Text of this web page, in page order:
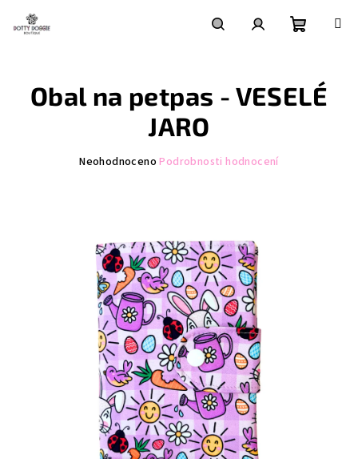
obsah
košík
Obal na petpas - VESELÉ
JARO
Průměrné
hvězdiček.
Neohodnoceno Podrobnosti hodnocení